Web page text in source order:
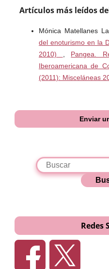
Artículos más leídos
Mónica Matellanes
del enoturismo en la
2010) , Pangea.
Iberoamericana de
(2011): Misceláneas
Enviar
Redes